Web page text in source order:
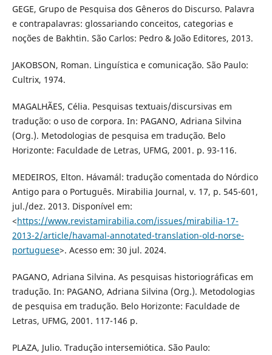
GEGE, Grupo de Pesquisa dos Gêneros do Discurso. Palavra
e contrapalavras: glossariando conceitos, categorias e
noções de Bakhtin. São Carlos: Pedro & João Editores, 2013.
JAKOBSON, Roman. Linguística e comunicação. São Paulo:
Cultrix, 1974.
MAGALHÃES, Célia. Pesquisas textuais/discursivas em
tradução: o uso de corpora. In: PAGANO, Adriana Silvina
(Org.). Metodologias de pesquisa em tradução. Belo
Horizonte: Faculdade de Letras, UFMG, 2001. p. 93-116.
MEDEIROS, Elton. Hávamál: tradução comentada do Nórdico
Antigo para o Português. Mirabilia Journal, v. 17, p. 545-601,
jul./dez. 2013. Disponível em:
<https://www.revistamirabilia.com/issues/mirabilia-17-
2013-2/article/havamal-annotated-translation-old-norse-
portuguese>. Acesso em: 30 jul. 2024.
PAGANO, Adriana Silvina. As pesquisas historiográficas em
tradução. In: PAGANO, Adriana Silvina (Org.). Metodologias
de pesquisa em tradução. Belo Horizonte: Faculdade de
Letras, UFMG, 2001. 117-146 p.
PLAZA, Julio. Tradução intersemiótica. São Paulo: